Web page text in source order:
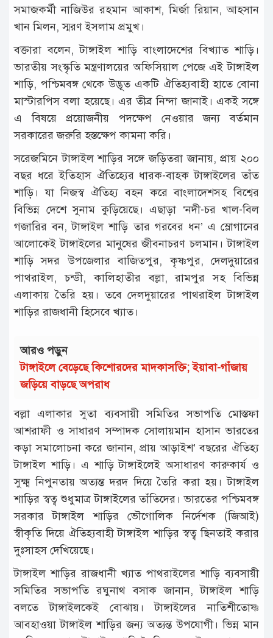
সমাজকর্মী নাজিউর রহমান আকাশ, মির্জা রিয়ান, আহসান
খান মিলন, স্মরণ ইসলাম প্রমুখ।
বক্তারা বলেন, টাঙ্গাইল শাড়ি বাংলাদেশের বিখ্যাত শাড়ি।
ভারতীয় সংস্কৃতি মন্ত্রণালয়ের অফিসিয়াল পেজে এই টাঙ্গাইল
শাড়ি, পশ্চিমবঙ্গ থেকে উদ্ভূত একটি ঐতিহ্যবাহী হাতে বোনা
মাস্টারপিস বলা হয়েছে। এর তীব্র নিন্দা জানাই। একই সঙ্গে
এ বিষয়ে প্রয়োজনীয় পদক্ষেপ নেওয়ার জন্য বর্তমান
সরকারের জরুরি হস্তক্ষেপ কামনা করি।
সরেজমিনে টাঙ্গাইল শাড়ির সঙ্গে জড়িতরা জানায়, প্রায় ২০০
বছর ধরে ইতিহাস ঐতিহ্যের ধারক-বাহক টাঙ্গাইলের তাঁত
শাড়ি। যা নিজস্ব ঐতিহ্য বহন করে বাংলাদেশসহ বিশ্বের
বিভিন্ন দেশে সুনাম কুড়িয়েছে। এছাড়া ‘নদী-চর খাল-বিল
গজারির বন, টাঙ্গাইল শাড়ি তার গরবের ধন’ এ স্লোগানের
আলোকেই টাঙ্গাইলের মানুষের জীবনাচরণ চলমান। টাঙ্গাইল
শাড়ি সদর উপজেলার বাজিতপুর, কৃষ্ণপুর, দেলদুয়ারের
পাথরাইল, চন্ডী, কালিহাতীর বল্লা, রামপুর সহ বিভিন্ন
এলাকায় তৈরি হয়। তবে দেলদুয়ারের পাথরাইল টাঙ্গাইল
শাড়ির রাজধানী হিসেবে খ্যাত।
আরও পড়ুন
টাঙ্গাইলে বেড়েছে কিশোরদের মাদকাসক্তি; ইয়াবা-গাঁজায়
জড়িয়ে বাড়ছে অপরাধ
বল্লা এলাকার সুতা ব্যবসায়ী সমিতির সভাপতি মোস্তফা
আশরাফী ও সাধারণ সম্পাদক সোলায়মান হাসান ভারতের
কড়া সমালোচনা করে জানান, প্রায় আড়াইশ’ বছরের ঐতিহ্য
টাঙ্গাইল শাড়ি। এ শাড়ি টাঙ্গাইলেই অসাধারণ কারুকার্য ও
সুক্ষ্ম নিপুনতায় অত্যন্ত দরদ দিয়ে তৈরি করা হয়। টাঙ্গাইল
শাড়ির স্বত্ব শুধুমাত্র টাঙ্গাইলের তাঁতিদের। ভারতের পশ্চিমবঙ্গ
সরকার টাঙ্গাইল শাড়ির ভৌগোলিক নির্দেশক (জিআই)
স্বীকৃতি দিয়ে ঐতিহ্যবাহী টাঙ্গাইল শাড়ির স্বত্ব ছিনতাই করার
দুঃসাহস দেখিয়েছে।
টাঙ্গাইল শাড়ির রাজধানী খ্যাত পাথরাইলের শাড়ি ব্যবসায়ী
সমিতির সভাপতি রঘুনাথ বসাক জানান, টাঙ্গাইল শাড়ি
বলতে টাঙ্গাইলকেই বোঝায়। টাঙ্গাইলের নাতিশীতোষ্ণ
আবহাওয়া টাঙ্গাইল শাড়ির জন্য অত্যন্ত উপযোগী। ভিন্ন মান